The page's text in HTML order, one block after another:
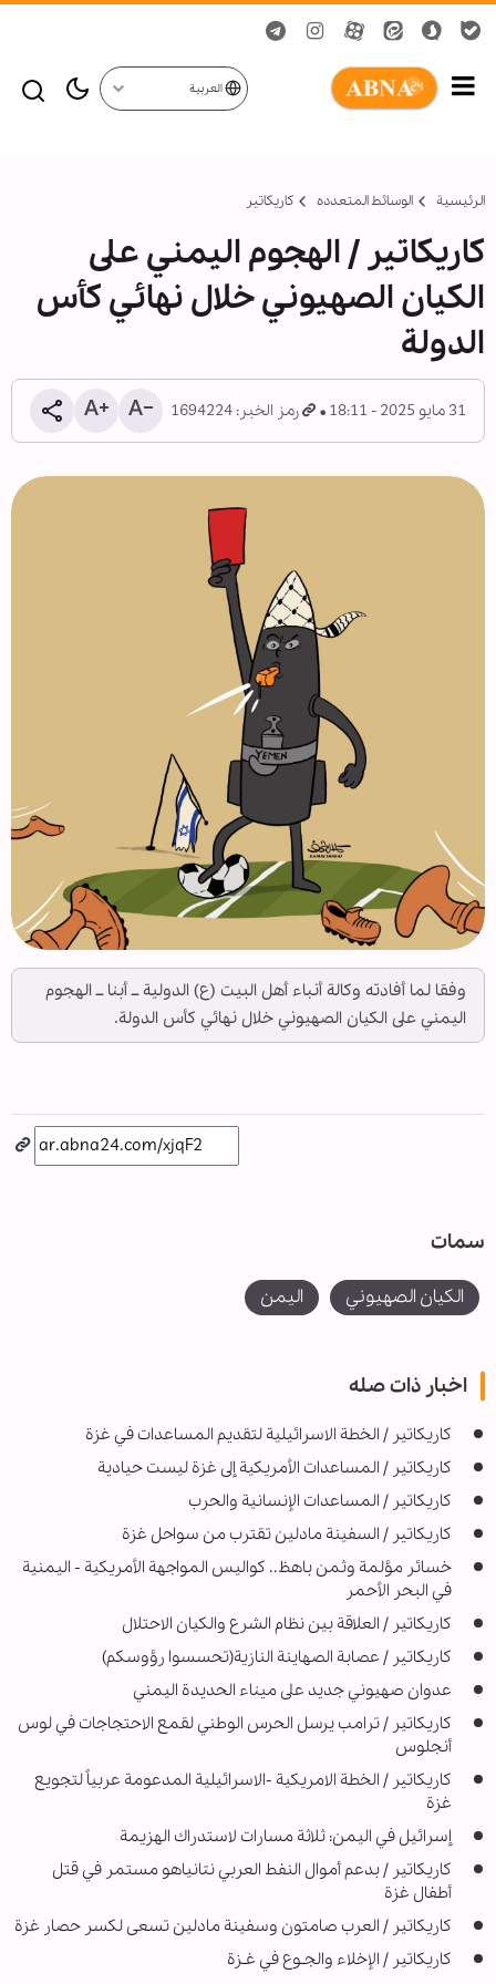
العربية
الرئيسية الوسائط المتعدده کاریکاتیر
کاریکاتیر / الهجوم اليمني على
الكيان الصهيوني خلال نهائي كأس
الدولة
31 مايو 2025 - 18:11 رمز الخبر: 1694224
وفقا لما أفادته وكالة أنباء أهل البيت (ع) الدولية ــ أبنا ــ الهجوم
اليمني على الكيان الصهيوني خلال نهائي كأس الدولة.
سمات
الكيان الصهيوني اليمن
اخبار ذات صله
كاريكاتير / الخطة الاسرائيلية لتقديم المساعدات في غزة
كاريكاتير / المساعدات الأمريكية إلى غزة ليست حيادية
كاريكاتير / المساعدات الإنسانية والحرب
کاریکاتیر / السفينة مادلين تقترب من سواحل غزة
خسائر مؤلمة وثمن باهظ.. كواليس المواجهة الأمريكية - اليمنية
في البحر الأحمر
كاريكاتير / العلاقة بين نظام الشرع والكيان الاحتلال
کاریکاتیر / عصابة الصهاينة النازية(تحسسوا رؤوسكم)
عدوان صهيوني جديد على میناء الحديدة اليمني
كاريكاتير / ترامب يرسل الحرس الوطني لقمع الاحتجاجات في لوس
أنجلوس
کاریکاتیر / الخطة الامريكية -الاسرائيلية المدعومة عربياً لتجويع
غزة
إسرائيل في اليمن: ثلاثة مسارات لاستدراك الهزيمة
كاريكاتير / بدعم أموال النفط العربي نتانياهو مستمر في قتل
أطفال غزة
كاريكاتير / العرب صامتون وسفينة مادلين تسعى لكسر حصار غزة
كاريكاتير / الإخلاء والجـوع في غـزة